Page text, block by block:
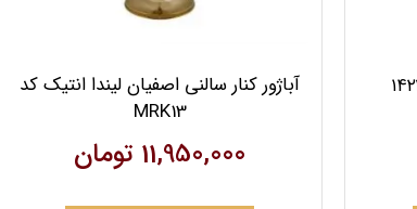
آباژور کنار سالنی اصفیان لیندا انتیک کد
MRK13
11,950,000 تومان